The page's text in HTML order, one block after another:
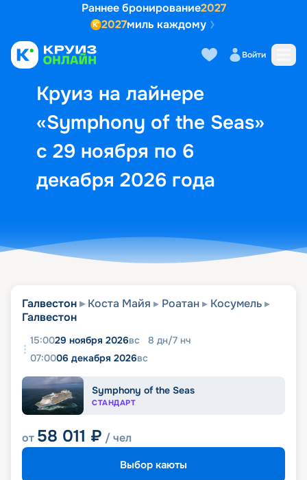
Раннее бронирование2027
2027миль каждому
Войти
Круиз на лайнере
«Symphony of the Seas»
с 29 ноября по 6
декабря 2026 года
Выбор кают Маршрут и
Галвестон Коста Майя Роатан
Косумель
Галвестон
15:0029 ноября 2026вс 8 дн/7 нч
07:0006 декабря 2026вс
Symphony of the Seas
СТАНДАРТ
от 58 011 ₽ / чел
Выбор каюты